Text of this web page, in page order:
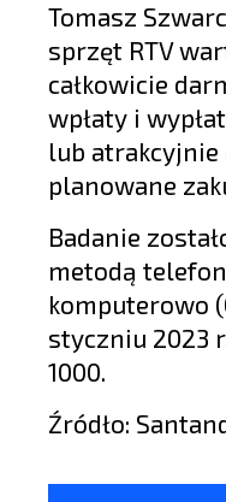
Tomasz
sprzęt RTV
całkowicie
wpłaty i
lub atrakcyjnie
planowane
Badanie
metodą
komputerowo
styczniu 2023
1000.
Źródło: